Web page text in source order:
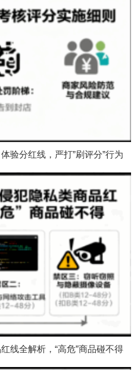
验分红线，严打”刷评分”行为
线全解析，“高危”商品碰不得